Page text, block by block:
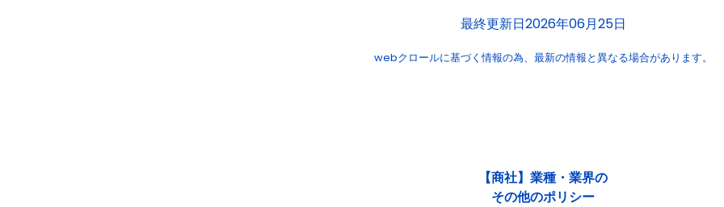
最終更新日2026年06月25日
webクロールに基づく情報の為、 最新の情報と異なる場合があります。
【商社】業種・業界の
その他のポリシー